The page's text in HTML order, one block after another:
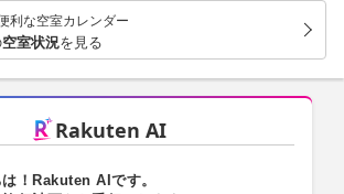
利な空室カレンダー
空室状況を見る
Rakuten AI
！Rakuten AIです。